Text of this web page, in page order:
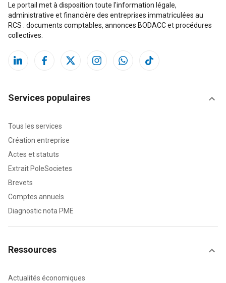
Le portail met à disposition toute l'information légale,
administrative et financière des entreprises immatriculées au
RCS : documents comptables, annonces BODACC et procédures
collectives.
Services populaires
Tous les services
Création entreprise
Actes et statuts
Extrait PoleSocietes
Brevets
Comptes annuels
Diagnostic nota PME
Ressources
Actualités économiques